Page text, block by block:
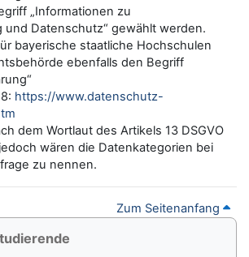
„Informationen zu
und Datenschutz“ gewählt werden.
bayerische staatliche Hochschulen
ebenfalls den Begriff
https://www.datenschutz-
dem Wortlaut des Artikels 13 DSGVO
wären die Datenkategorien bei
zu nennen.
Zum Seitenanfang
überspringen